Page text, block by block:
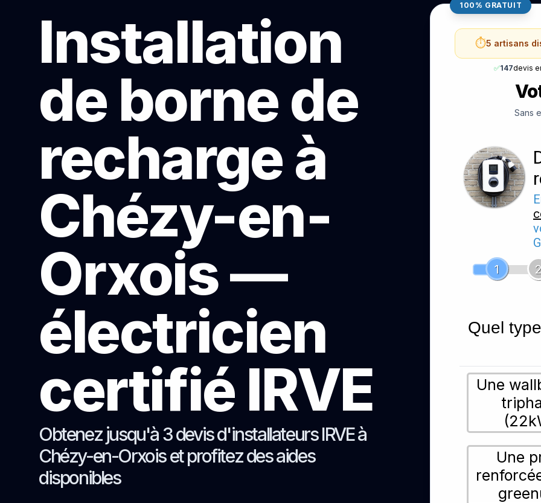
Installation
de borne de
recharge à
Chézy-en-
Orxois —
électricien
certifié IRVE
Obtenez jusqu'à 3 devis d'installateurs IRVE à
Chézy-en-Orxois et profitez des aides
disponibles
100% GRATUIT
⏱️5 artisans
✅147devis
Sans
1
2
Quel
Une
Une